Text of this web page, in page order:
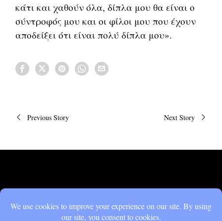
κάτι και χαθούν όλα, δίπλα μου θα είναι ο
σύντροφός μου και οι φίλοι μου που έχουν
αποδείξει ότι είναι πολύ δίπλα μου».
Πλοήγηση
Previous Story Next Story